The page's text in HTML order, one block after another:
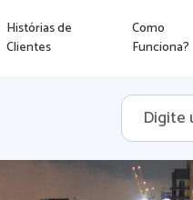
Histórias de
Clientes
Como
Funciona?